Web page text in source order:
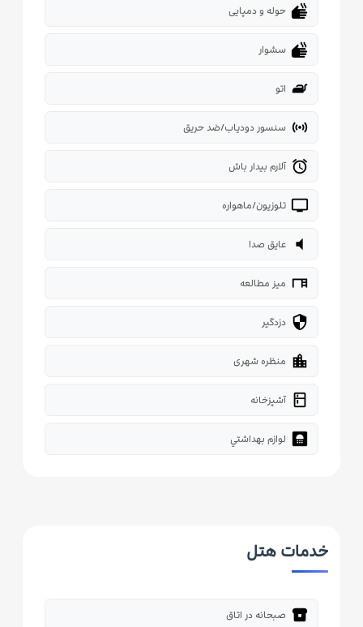
dry حوله و دمپایی
dry سشوار
iron اتو
sensors سنسور دودیاب/ضد حریق
alarm آلارم بیدار باش
tv تلوزیون/ماهواره
volume_mute عایق صدا
desk میز مطالعه
security دزدگیر
location_city منظره شهری
kitchen آشپزخانه
bathroom لوازم بهداشتي
خدمات هتل
breakfast_dining صبحانه در اتاق